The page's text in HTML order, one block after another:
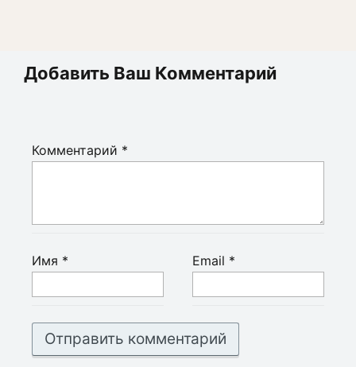
Добавить Ваш Комментарий
Комментарий *
Имя * Email *